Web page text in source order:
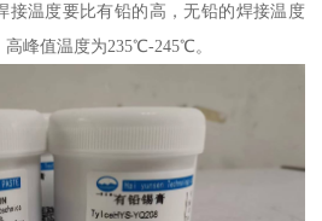
温度要比有铅的高，无铅的焊接温度
峰值温度为235℃-245℃。